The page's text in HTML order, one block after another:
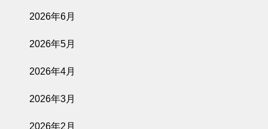
2026年6月
2026年5月
2026年4月
2026年3月
2026年2月